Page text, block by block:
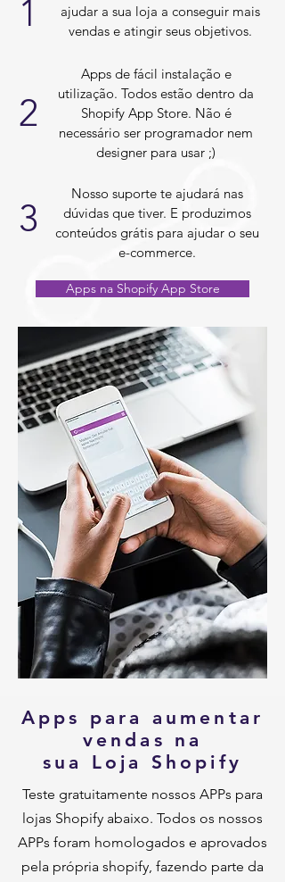
1
ajudar a sua loja a conseguir mais
vendas e atingir seus objetivos.
2
Apps de fácil instalação e
utilização. Todos estão dentro da
Shopify App Store. Não é
necessário ser programador nem
designer para usar ;)
3
Nosso suporte te ajudará nas
dúvidas que tiver. E produzimos
conteúdos grátis para ajudar o seu
e-commerce.
Apps na Shopify App Store
Apps para aumentar
vendas na
sua Loja Shopify
Teste gratuitamente nossos APPs para
lojas Shopify abaixo. Todos os nossos
APPs foram homologados e aprovados
pela própria shopify, fazendo parte da